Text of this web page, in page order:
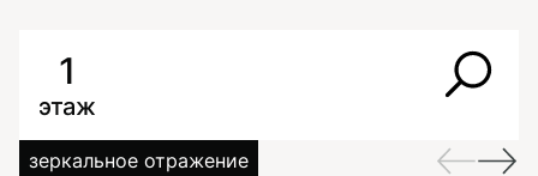
1
этаж
зеркальное отражение